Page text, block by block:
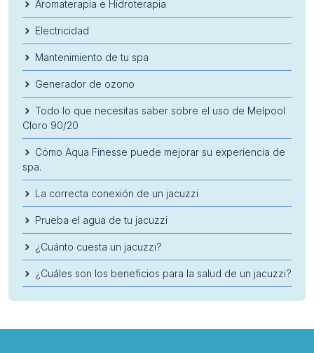
Aromaterapia e Hidroterapia
Electricidad
Mantenimiento de tu spa
Generador de ozono
Todo lo que necesitas saber sobre el uso de Melpool
Cloro 90/20
Cómo Aqua Finesse puede mejorar su experiencia de
spa.
La correcta conexión de un jacuzzi
Prueba el agua de tu jacuzzi
¿Cuánto cuesta un jacuzzi?
¿Cuáles son los beneficios para la salud de un jacuzzi?